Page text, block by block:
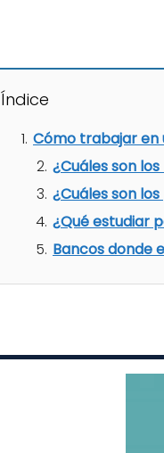
Índice
Cómo trabajar en
¿Cuáles son
¿Cuáles son
¿Qué estudiar
Bancos donde